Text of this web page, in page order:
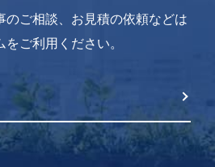
のご相談、お見積の依頼などは
ご利用ください。